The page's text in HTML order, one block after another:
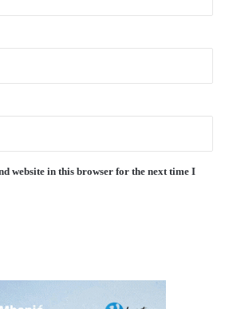
website in this browser for the next time I